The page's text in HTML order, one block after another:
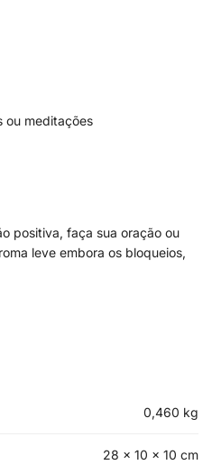
ou meditações
positiva, faça sua oração ou
leve embora os bloqueios,
0,460 kg
28 × 10 × 10 cm